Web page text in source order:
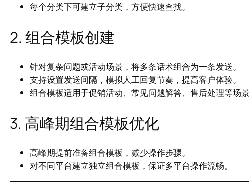
每个分类下可建立子分类，方便快速查找。
2. 组合模板创建
针对复杂问题或活动场景，将多条话术组合为一条发送。
支持设置发送间隔，模拟人工回复节奏，提高客户体验。
组合模板适用于促销活动、常见问题解答、售后处理等场景
3. 高峰期组合模板优化
高峰期提前准备组合模板，减少操作步骤。
对不同平台建立独立组合模板，保证多平台操作流畅。